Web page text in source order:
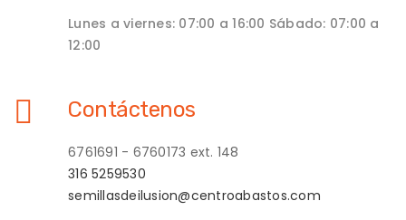
Lunes a viernes: 07:00 a 16:00 Sábado: 07:00 a
12:00
Contáctenos
6761691 - 6760173 ext. 148
316 5259530
semillasdeilusion@centroabastos.com